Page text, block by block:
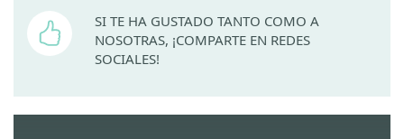
SI TE HA GUSTADO TANTO COMO A
NOSOTRAS, ¡COMPARTE EN REDES
SOCIALES!